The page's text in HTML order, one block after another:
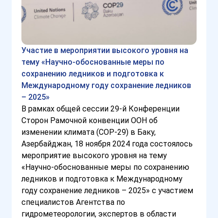
Участие в мероприятии высокого уровня на
тему «Научно-обоснованные меры по
сохранению ледников и подготовка к
Международному году сохранение ледников
– 2025»
В рамках общей сессии 29-й Конференции
Сторон Рамочной конвенции ООН об
изменении климата (COP-29) в Баку,
Азербайджан, 18 ноября 2024 года состоялось
мероприятие высокого уровня на тему
«Научно-обоснованные меры по сохранению
ледников и подготовка к Международному
году сохранение ледников – 2025» с участием
специалистов Агентства по
гидрометеорологии, экспертов в области